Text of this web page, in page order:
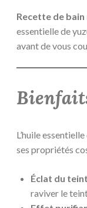
Recette de
essentielle de
avant de vous
L’huile
ses propriétés
Éclat du
raviver le